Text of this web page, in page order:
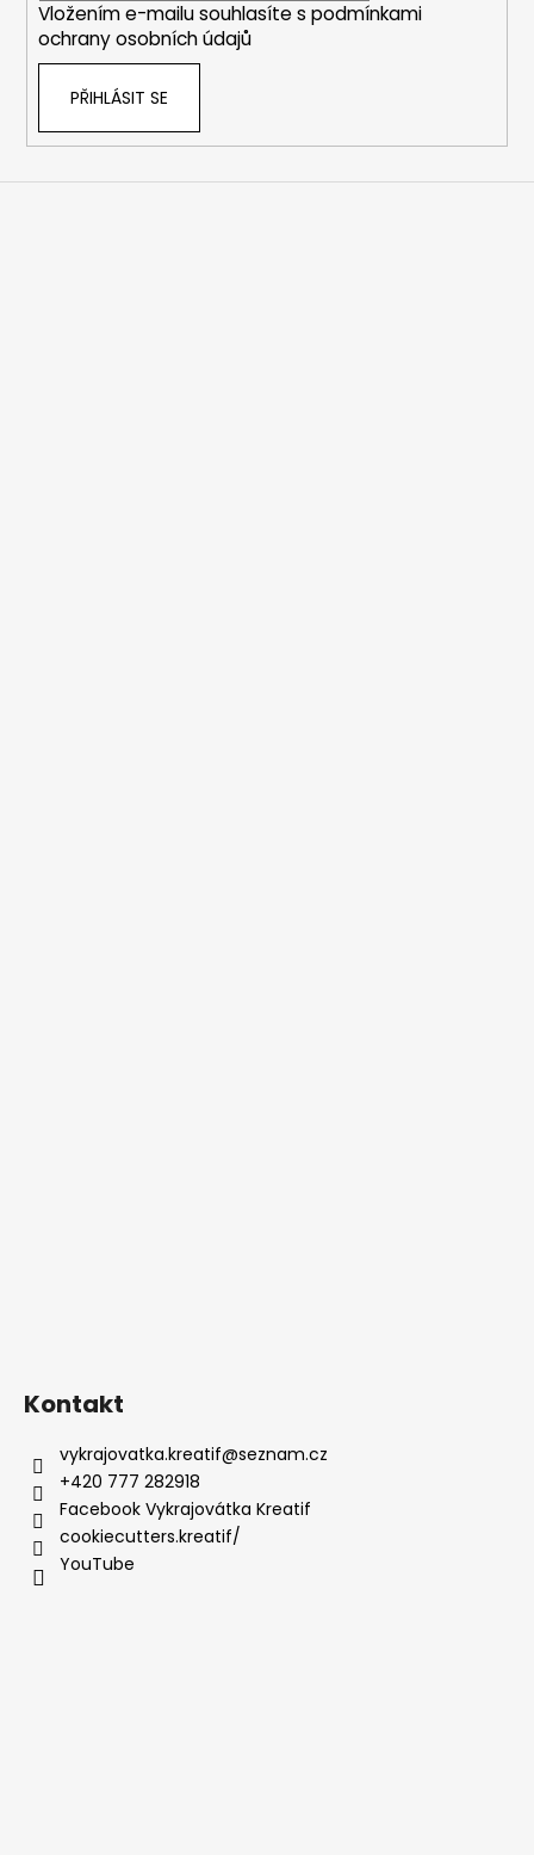
Vložením e-mailu souhlasíte s podmínkami
ochrany osobních údajů
PŘIHLÁSIT SE
Kontakt
vykrajovatka.kreatif@seznam.cz
+420 777 282918
Facebook Vykrajovátka Kreatif
cookiecutters.kreatif/
YouTube